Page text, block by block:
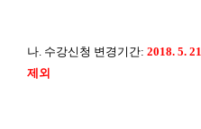
나. 수강신청 변경기간: 2018. 5.
제외